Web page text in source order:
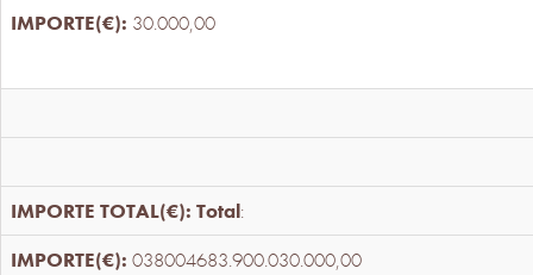
30.000,00
Total:
038004683.900.030.000,00